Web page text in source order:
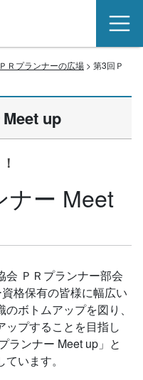
ＰＲプランナーの広場 > 第3回Ｐ
up
ナー Meet
会 ＰＲプランナー部会
格保有の皆様に幅広い
ボトムアップを図り、
ップすることを目指し
ランナー Meet up」と
います。